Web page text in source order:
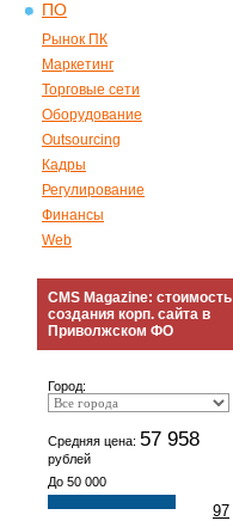
ПО
Рынок ПК
Маркетинг
Торговые сети
Оборудование
Outsourcing
Кадры
Регулирование
Финансы
Web
CMS Magazine: стоимость
создания корп. сайта в
Приволжском ФО
Город:
Средняя цена: 57 958
рублей
До 50 000
97